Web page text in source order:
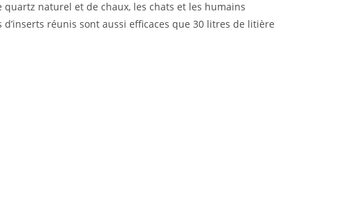
naturel et de chaux, les chats et les humains
réunis sont aussi efficaces que 30 litres de litière